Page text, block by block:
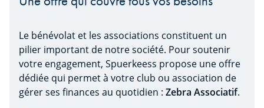
Le bénévolat et les associations constituent un
pilier important de notre société. Pour soutenir
votre engagement, Spuerkeess propose une offre
dédiée qui permet à votre club ou association de
gérer ses finances au quotidien : Zebra Associatif.